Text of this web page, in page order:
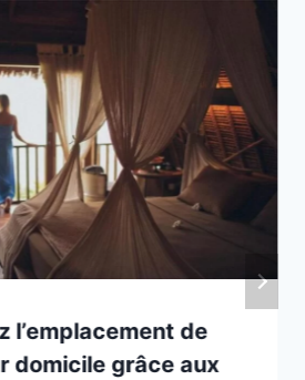
l’emplacement de
domicile grâce aux